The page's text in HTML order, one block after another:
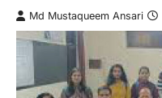
Md Mustaqueem Ansari